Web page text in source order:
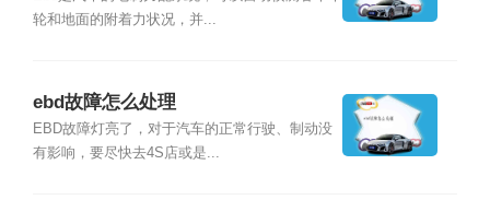
轮和地面的附着力状况，并...
ebd故障怎么处理
EBD故障灯亮了，对于汽车的正常行驶、制动没
有影响，要尽快去4S店或是...